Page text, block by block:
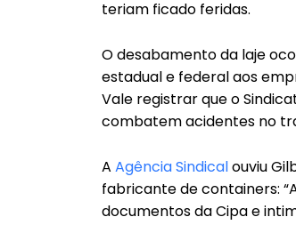
teriam ficado feridas.
O desabamento da laje
estadual e federal aos
Vale registrar que o
combatem acidentes no
A Agência Sindicalouviu
fabricante de containers:
documentos da Cipa e